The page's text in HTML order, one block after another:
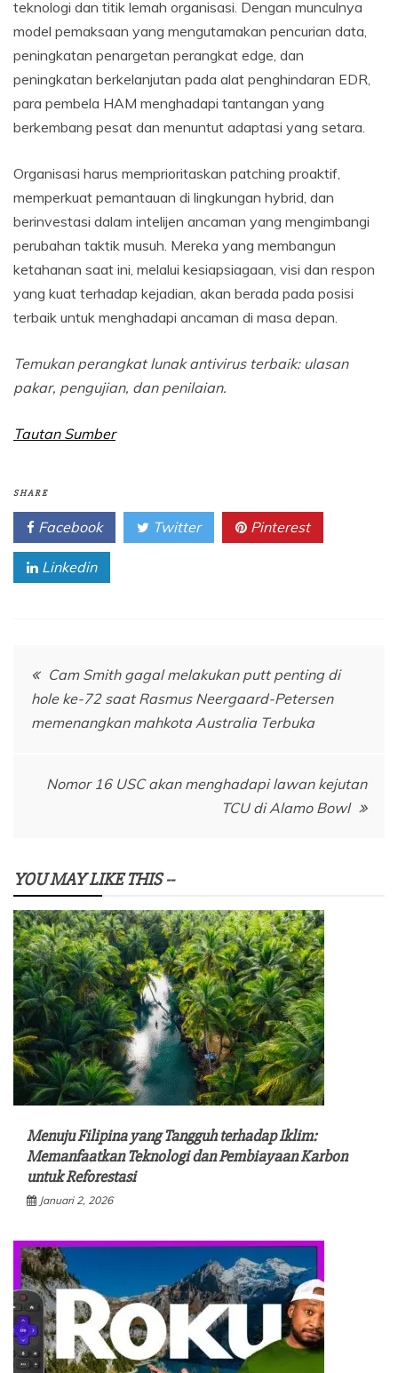
teknologi dan titik lemah organisasi. Dengan munculnya
model pemaksaan yang mengutamakan pencurian data,
peningkatan penargetan perangkat edge, dan
peningkatan berkelanjutan pada alat penghindaran EDR,
para pembela HAM menghadapi tantangan yang
berkembang pesat dan menuntut adaptasi yang setara.
Organisasi harus memprioritaskan patching proaktif,
memperkuat pemantauan di lingkungan hybrid, dan
berinvestasi dalam intelijen ancaman yang mengimbangi
perubahan taktik musuh. Mereka yang membangun
ketahanan saat ini, melalui kesiapsiagaan, visi dan respon
yang kuat terhadap kejadian, akan berada pada posisi
terbaik untuk menghadapi ancaman di masa depan.
Temukan perangkat lunak antivirus terbaik: ulasan
pakar, pengujian, dan penilaian.
Tautan Sumber
SHARE
Facebook Twitter Pinterest
Linkedin
Navigasi
pos
Cam Smith gagal melakukan putt penting di
hole ke-72 saat Rasmus Neergaard-Petersen
memenangkan mahkota Australia Terbuka
Nomor 16 USC akan menghadapi lawan kejutan
TCU di Alamo Bowl
YOU MAY LIKE THIS --
Menuju Filipina yang Tangguh terhadap Iklim:
Memanfaatkan Teknologi dan Pembiayaan Karbon
untuk Reforestasi
Januari 2, 2026